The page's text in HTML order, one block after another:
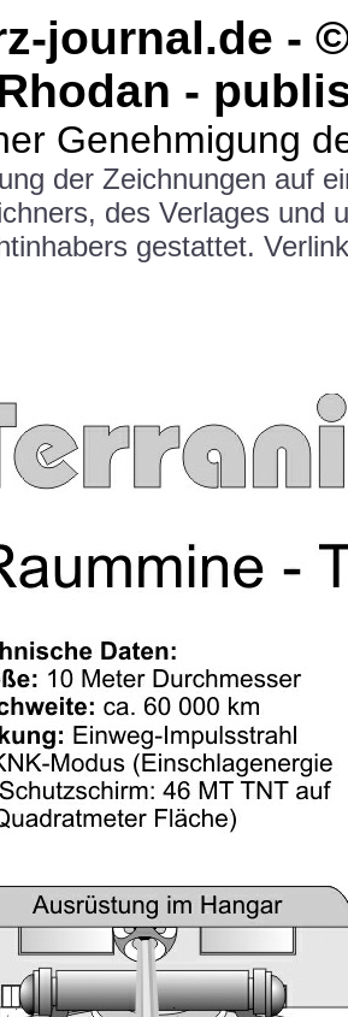
journal.de -
-
Genehmigung
der Zeichnungen auf
des Verlages und
gestattet.